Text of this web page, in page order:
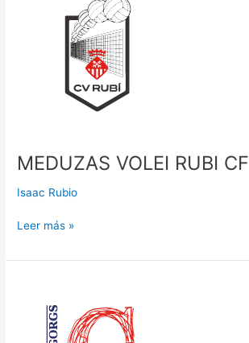
MEDUZAS VOLEI RUBI CF
Isaac Rubio
Leer más »
GORGS
JUPITER